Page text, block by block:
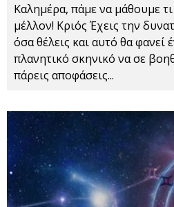
Καλημέρα, πάμε να μάθουμε
μέλλον! Κριός Έχεις την
όσα θέλεις και αυτό θα φανεί
πλανητικό σκηνικό να σε
πάρεις αποφάσεις...